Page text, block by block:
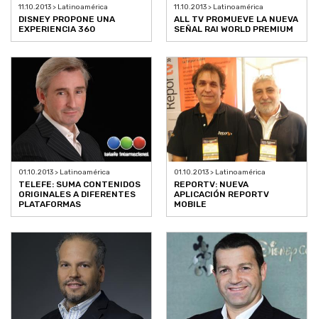
11.10.2013 > Latinoamérica
DISNEY PROPONE UNA
EXPERIENCIA 360
11.10.2013 > Latinoamérica
ALL TV PROMUEVE LA NUEVA
SEÑAL RAI WORLD PREMIUM
01.10.2013 > Latinoamérica
TELEFE: SUMA CONTENIDOS
ORIGINALES A DIFERENTES
PLATAFORMAS
01.10.2013 > Latinoamérica
REPORTV: NUEVA
APLICACIÓN REPORTV
MOBILE